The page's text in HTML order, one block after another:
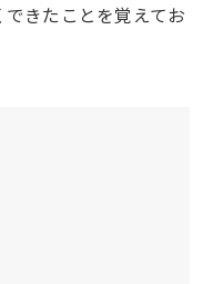
きたことを覚えてお